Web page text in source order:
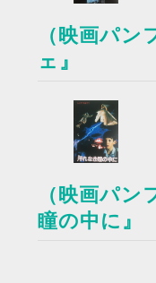
（映画パ
ェ』
（映画パン
瞳の中に』